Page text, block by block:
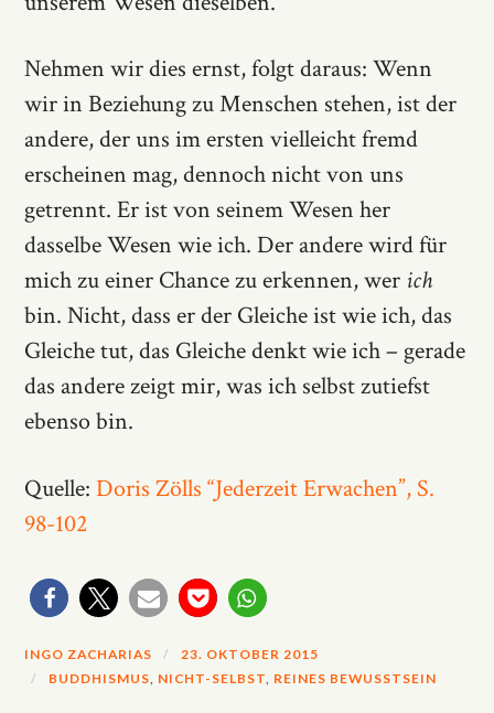
Nehmen wir dies ernst, folgt daraus: Wenn
wir in Beziehung zu Menschen stehen, ist der
andere, der uns im ersten vielleicht fremd
erscheinen mag, dennoch nicht von uns
getrennt. Er ist von seinem Wesen her
dasselbe Wesen wie ich. Der andere wird für
mich zu einer Chance zu erkennen, wer ich
bin. Nicht, dass er der Gleiche ist wie ich, das
Gleiche tut, das Gleiche denkt wie ich – gerade
das andere zeigt mir, was ich selbst zutiefst
ebenso bin.
Quelle:Doris Zölls “Jederzeit Erwachen”, S.
98-102
INGO ZACHARIAS
23. OKTOBER 2015
BUDDHISMUS NICHT-SELBST REINES BEWUSSTSEIN